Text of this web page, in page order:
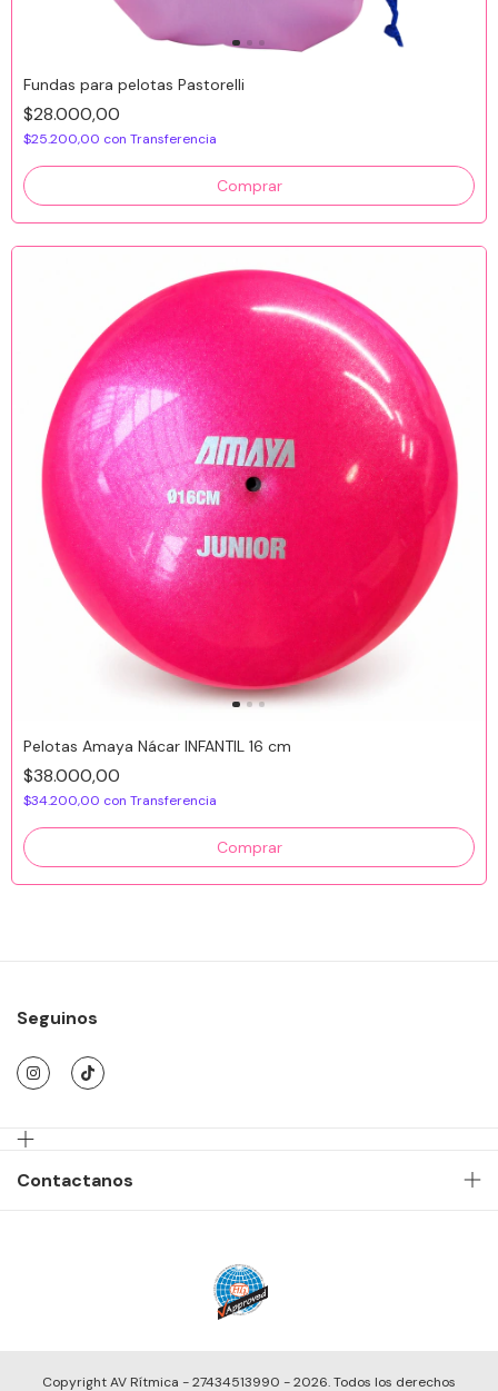
Fundas para pelotas Pastorelli
$28.000,00
$25.200,00 con Transferencia
Comprar
Pelotas Amaya Nácar INFANTIL 16 cm
$38.000,00
$34.200,00 con Transferencia
Comprar
Seguinos
Contactanos
Copyright AV Rítmica - 27434513990 - 2026. Todos los derechos